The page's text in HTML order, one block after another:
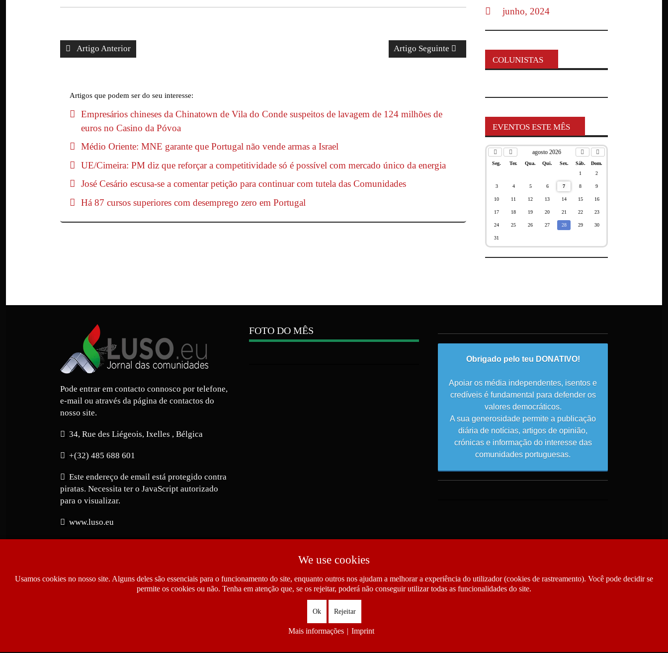
Artigo Anterior Artigo Seguinte
Artigos que podem ser do seu interesse:
Empresários chineses da Chinatown de Vila do Conde suspeitos de lavagem de 124 milhões de
euros no Casino da Póvoa
Médio Oriente: MNE garante que Portugal não vende armas a Israel
UE/Cimeira: PM diz que reforçar a competitividade só é possível com mercado único da energia
José Cesário escusa-se a comentar petição para continuar com tutela das Comunidades
Há 87 cursos superiores com desemprego zero em Portugal
junho, 2024
COLUNISTAS
EVENTOS ESTE MÊS
agosto 2026
Seg. Ter. Qua. Qui. Sex. Sáb.
Dom.
1
2
3 4 5 6 7 8 9
10 11 12 13 14 15 16
17 18 19 20 21 22 23
24 25 26 27 28 29 30
31
Pode entrar em contacto connosco por telefone,
e-mail ou através da página de contactos do
nosso site.
34, Rue des Liégeois, Ixelles , Bélgica
+(32) 485 688 601
Este endereço de email está protegido contra
piratas. Necessita ter o JavaScript autorizado
para o visualizar.
www.luso.eu
FOTO DO MÊS
Obrigado pelo teu DONATIVO!
Apoiar os média independentes, isentos e
credíveis é fundamental para defender os
valores democráticos.
A sua generosidade permite a publicação
diária de notícias, artigos de opinião,
crónicas e informação do interesse das
comunidades portuguesas.
Copyright © 2026 Luso.eu | Jornal Notícias das Comunidades Portuguesas. All Rights Reserved.
We use cookies
Usamos cookies no nosso site. Alguns deles são essenciais para o funcionamento do site, enquanto outros nos ajudam a melhorar a experiência do utilizador (cookies de rastreamento). Você pode decidir se
permite os cookies ou não. Tenha em atenção que, se os rejeitar, poderá não conseguir utilizar todas as funcionalidades do site.
Ok Rejeitar
Mais informações | Imprint